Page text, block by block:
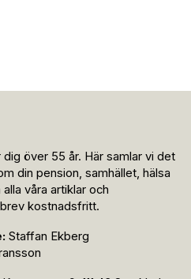
över 55 år. Här samlar vi det
din pension, samhället, hälsa
våra artiklar och
kostnadsfritt.
Staffan Ekberg